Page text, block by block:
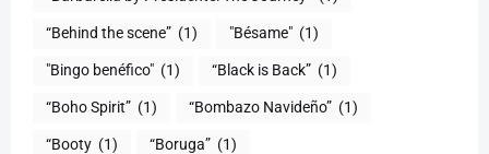
“Behind the scene” (1) "Bésame" (1)
"Bingo benéfico" (1) “Black is Back” (1)
“Boho Spirit” (1) “Bombazo Navideño” (1)
“Booty (1) “Boruga” (1)